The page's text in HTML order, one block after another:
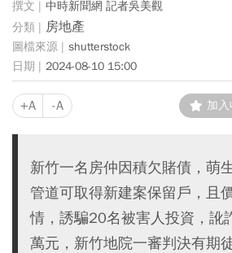
中時新聞網 記者吳美觀
房地產
shutterstock
2024-08-10 15:00
+A -A 加
新竹一名房仲因積欠賭債，萌
管道可取得新建案保留戶，且
情，誘騙20名被害人投資，訛
萬元，新竹地院一審判決有期